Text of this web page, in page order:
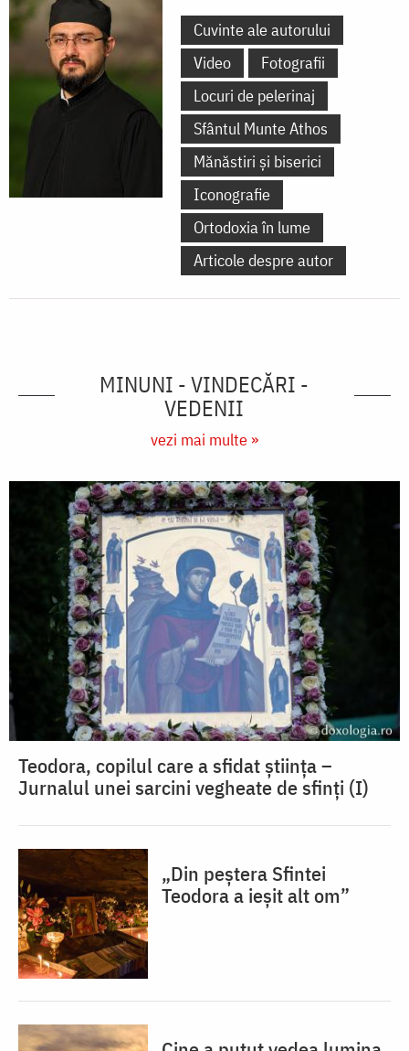
Cuvinte ale autorului
Video
Fotografii
Locuri de pelerinaj
Sfântul Munte Athos
Mănăstiri și biserici
Iconografie
Ortodoxia în lume
Articole despre autor
MINUNI - VINDECĂRI -
VEDENII
vezi mai multe »
Teodora, copilul care a sfidat știința –
Jurnalul unei sarcini vegheate de sfinți (I)
„Din peștera Sfintei
Teodora a ieșit alt om”